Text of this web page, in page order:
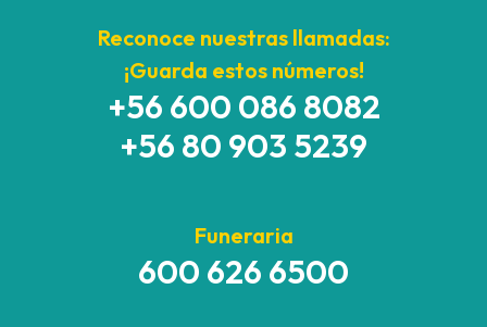
Reconoce nuestras llamadas:
¡Guarda estos números!
+56 600 086 8082
+56 80 903 5239
Funeraria
600 626 6500